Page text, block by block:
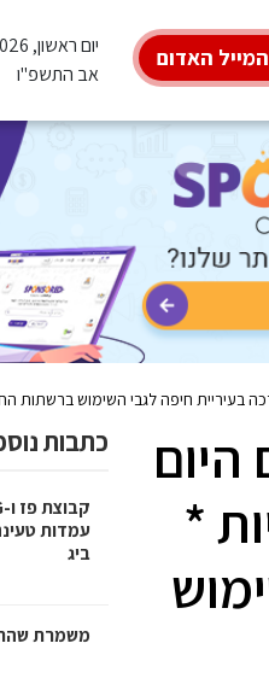
המייל האדום יום ראשון, 09.08.2026
אב התשפ"ו
בעיריית חיפה לגבי השימוש ברשתות
*
כתבות
עמדות
ביג
משמרת